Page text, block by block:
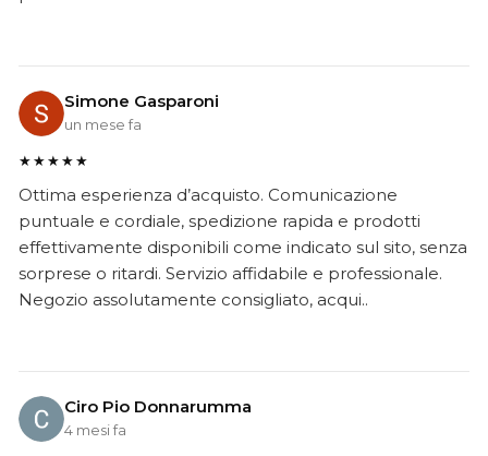
Simone Gasparoni
un mese fa
★★★★★
Ottima esperienza d’acquisto. Comunicazione
puntuale e cordiale, spedizione rapida e prodotti
effettivamente disponibili come indicato sul sito, senza
sorprese o ritardi. Servizio affidabile e professionale.
Negozio assolutamente consigliato, acqui..
Ciro Pio Donnarumma
4 mesi fa